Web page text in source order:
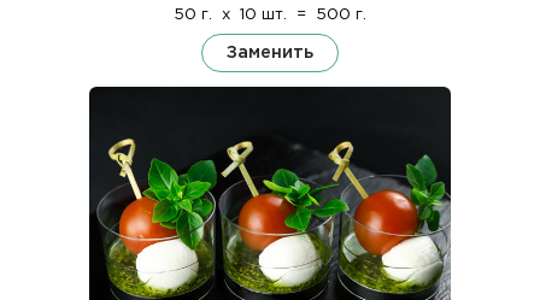
50 г. x 10 шт. = 500 г.
Заменить